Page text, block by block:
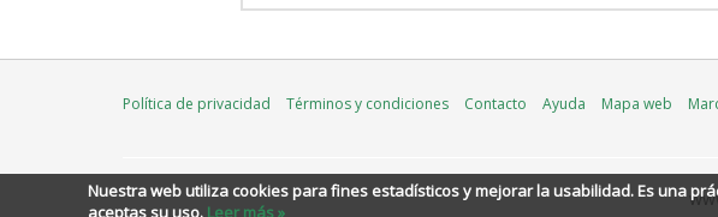
Política de privacidad Términos y condiciones Contacto Ayuda Mapa web
Nuestra web utiliza cookiespara fines estadísticos y mejorar la usabilidad. Es una
aceptas su uso. Leer más »